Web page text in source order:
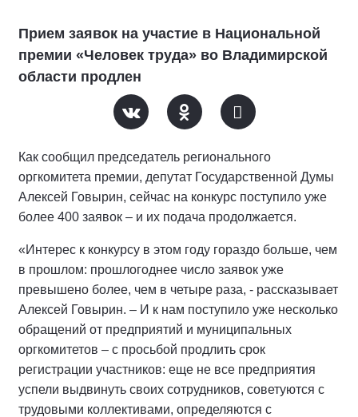
Прием заявок на участие в Национальной
премии «Человек труда» во Владимирской
области продлен
Как сообщил председатель регионального
оргкомитета премии, депутат Государственной Думы
Алексей Говырин, сейчас на конкурс поступило уже
более 400 заявок – и их подача продолжается.
«Интерес к конкурсу в этом году гораздо больше, чем
в прошлом: прошлогоднее число заявок уже
превышено более, чем в четыре раза, - рассказывает
Алексей Говырин. – И к нам поступило уже несколько
обращений от предприятий и муниципальных
оргкомитетов – с просьбой продлить срок
регистрации участников: еще не все предприятия
успели выдвинуть своих сотрудников, советуются с
трудовыми коллективами, определяются с